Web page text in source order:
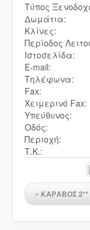
Τύπος
Δωμάτια:
Κλίνες:
Περίοδος
Ιστοσελίδα:
E-mail:
Τηλέφωνα:
Fax:
Χειμερινό Fax:
Υπεύθυνος:
Οδός:
Περιοχή:
Τ.Κ.:
« ΚΑΡΑΒΟΣ 2**